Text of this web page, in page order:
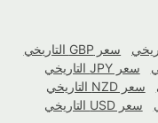
سعر GBP التاريخي
سعر JPY التاريخي
سعر NZD التاريخي
سعر USD التاريخي